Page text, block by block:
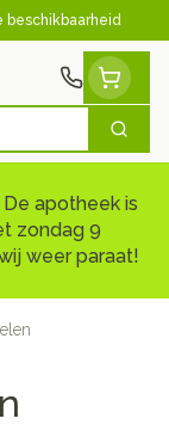
beschikbaarheid
Zoek
apotheek is
zondag 9
weer paraat!